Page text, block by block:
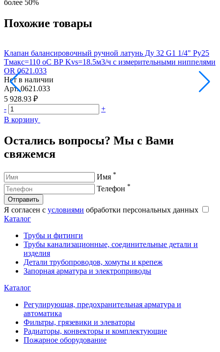
более 50%
Похожие товары
Клапан балансировочный ручной латунь Ду 32 G1 1/4" Ру25
Тмакс=110 оС ВР Kvs=18.5м3/ч с измерительными ниппелями
OR 0621.033
Нет в наличии
Арт. 0621.033
5 928.93 ₽
-
+
В корзину
Остались вопросы? Мы с Вами
свяжемся
Имя *
Телефон *
Отправить
Я согласен с условиями обработки персональных данных
Каталог
Трубы и фитинги
Трубы канализационные, соединительные детали и
изделия
Детали трубопроводов, хомуты и крепеж
Запорная арматура и электроприводы
Каталог
Регулирующая, предохранительная арматура и
автоматика
Фильтры, грязевики и элеваторы
Радиаторы, конвекторы и комплектующие
Пожарное оборудование